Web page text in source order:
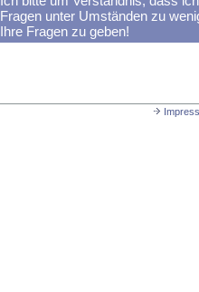
Fragen unter Umständen zu
Ihre Fragen zu geben!